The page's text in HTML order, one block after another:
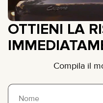
OTTIENI LA
Compila il